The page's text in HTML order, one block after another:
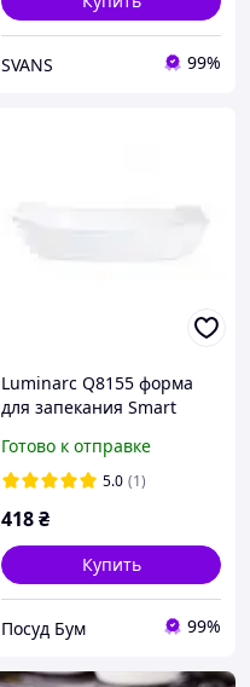
SVANS 99%
Luminarc Q8155 форма
для запекания Smart
прямоугольная
Готово к отправке
5.0 (1)
418₴
Купить
Посуд Бум 99%